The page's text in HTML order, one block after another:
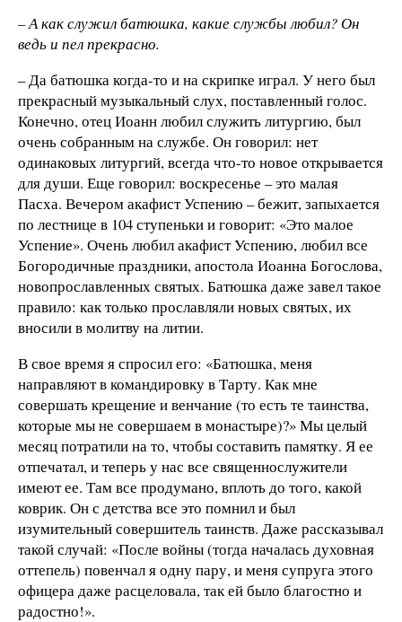
– А как служил батюшка, какие службы любил? Он
ведь и пел прекрасно.
– Да батюшка когда-то и на скрипке играл. У него был
прекрасный музыкальный слух, поставленный голос.
Конечно, отец Иоанн любил служить литургию, был
очень собранным на службе. Он говорил: нет
одинаковых литургий, всегда что-то новое открывается
для души. Еще говорил: воскресенье – это малая
Пасха. Вечером акафист Успению – бежит, запыхается
по лестнице в 104 ступеньки и говорит: «Это малое
Успение». Очень любил акафист Успению, любил все
Богородичные праздники, апостола Иоанна Богослова,
новопрославленных святых. Батюшка даже завел такое
правило: как только прославляли новых святых, их
вносили в молитву на литии.
В свое время я спросил его: «Батюшка, меня
направляют в командировку в Тарту. Как мне
совершать крещение и венчание (то есть те таинства,
которые мы не совершаем в монастыре)?» Мы целый
месяц потратили на то, чтобы составить памятку. Я ее
отпечатал, и теперь у нас все священнослужители
имеют ее. Там все продумано, вплоть до того, какой
коврик. Он с детства все это помнил и был
изумительный совершитель таинств. Даже рассказывал
такой случай: «После войны (тогда началась духовная
оттепель) повенчал я одну пару, и меня супруга этого
офицера даже расцеловала, так ей было благостно и
радостно!».